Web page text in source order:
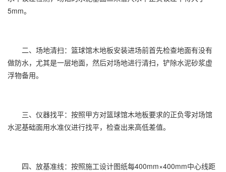
5mm。
二、场地清扫：篮球馆木地板安装进场前首先检查地面有没有
做防水，尤其是一层地面，然后对场地进行清扫，铲除水泥砂浆虚
浮物备用。
三、仪器找平：按照甲方对篮球馆木地板要求的正负零对场馆
水泥基础面用水准仪进行找平，检查出来高低差值。
四、放基准线：按照施工设计图纸每400mm×400mm中心线距